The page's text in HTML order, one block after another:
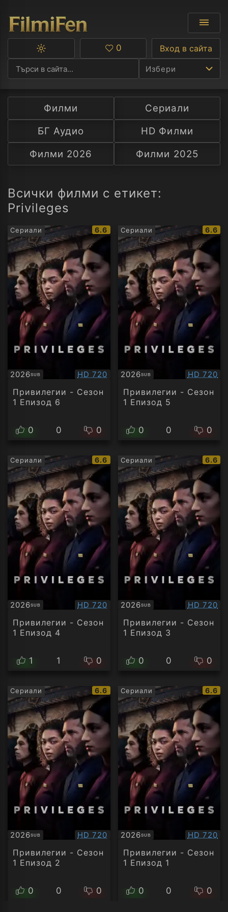
Избери
Ф
С
А
Превключване
тъмна
тема
Любими
0 Вход в сайта
Филми
Сериали
БГ Аудио
HD Филми
Филми 2026
Филми 2025
Всички филми с етикет:
Privileges
Сериали
IMDb
рейтинг:
6.6
2026SUB
Субтитри Качество:
HD 720
Привилегии - Сезон
1 Епизод 6
0 0 0
Сериали
IMDb
6.6
2026SUB
Субтитри HD 720
Привилегии - Сезон
1 Епизод 5
0 0 0
Сериали
IMDb
рейтинг:
6.6
2026SUB
Субтитри Качество:
HD 720
Привилегии - Сезон
1 Епизод 4
1 1 0
Сериали
IMDb
6.6
2026SUB
Субтитри HD 720
Привилегии - Сезон
1 Епизод 3
0 0 0
Сериали
IMDb
рейтинг:
6.6
2026SUB
Субтитри Качество:
HD 720
Привилегии - Сезон
1 Епизод 2
0 0 0
Сериали
IMDb
6.6
2026SUB
Субтитри HD 720
Привилегии - Сезон
1 Епизод 1
0 0 0